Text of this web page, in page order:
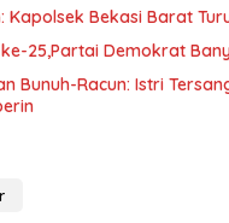
Kapolsek Bekasi Barat
25,Partai Demokrat
Bunuh-Racun: Istri